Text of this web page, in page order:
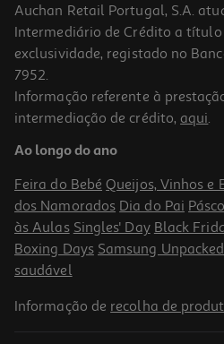
Lip Liner L'oreal Make Up Le Rouge
10.99 €/un
10,99 €
Auchan Retail Portugal, S.A.
Intermediário de Crédito a título
exclusividade, registado no
7952.
Informação referente à
intermediação de crédito, aqui.
Ao longo do ano
Feira do Bebé Queijos, Vinhos e
dos Namorados Dia do Pai
às Aulas Singles' Day Black
Boxing Days Samsung Unpacked
saudável
Informação de recolha de